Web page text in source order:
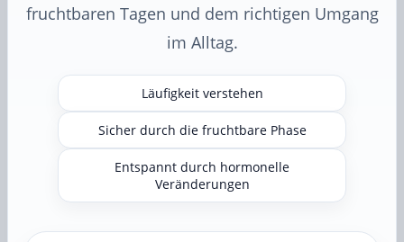
fruchtbaren Tagen und dem richtigen Umgang
im Alltag.
Läufigkeit verstehen
Sicher durch die fruchtbare Phase
Entspannt durch hormonelle
Veränderungen